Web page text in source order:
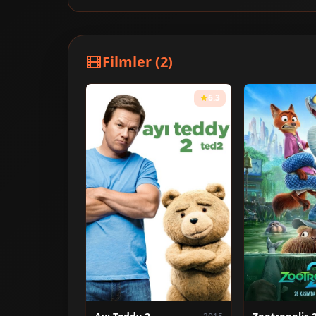
Filmler (2)
6.3